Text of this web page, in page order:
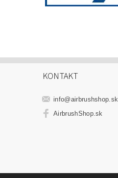
KONTAKT
info@airbrushshop.sk
AirbrushShop.sk